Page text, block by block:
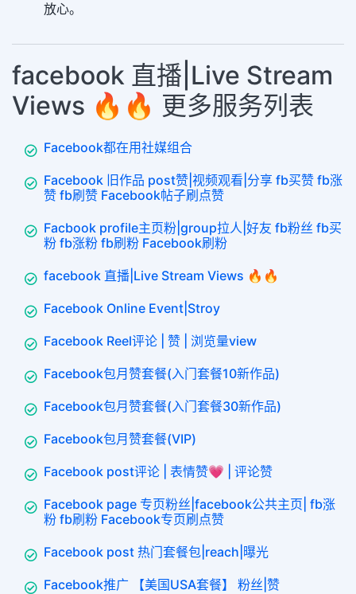
放心。
facebook 直播|Live Stream
Views 🔥🔥 更多服务列表
Facebook都在用社媒组合
Facebook 旧作品 post赞|视频观看|分享 fb买赞 fb涨
赞 fb刷赞 Facebook帖子刷点赞
Facbook profile主页粉|group拉人|好友 fb粉丝 fb买
粉 fb涨粉 fb刷粉 Facebook刷粉
facebook 直播|Live Stream Views 🔥🔥
Facebook Online Event|Stroy
Facebook Reel评论 | 赞 | 浏览量view
Facebook包月赞套餐(入门套餐10新作品)
Facebook包月赞套餐(入门套餐30新作品)
Facebook包月赞套餐(VIP)
Facebook post评论 | 表情赞💗 | 评论赞
Facebook page 专页粉丝|facebook公共主页| fb涨
粉 fb刷粉 Facebook专页刷点赞
Facebook post 热门套餐包|reach|曝光
Facebook推广 【美国USA套餐】 粉丝|赞